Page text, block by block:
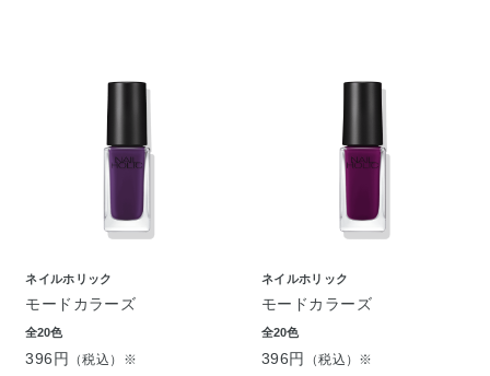
ネイルホリック
モードカラーズ
全20色
396円 （税込）※
ネイルホリック
モードカラーズ
全20色
396円 （税込）※